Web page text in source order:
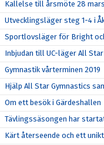
Kallelse till årsmöte 28
Utvecklingsläger steg 1-4 i
Sportlovsläger för Bright
Inbjudan till UC-läger All
Gymnastik vårterminen 2019
Hjälp All Star Gymnastics
Om ett besök i Gärdeshallen
Tävlingssäsongen har
Kärt återseende och ett